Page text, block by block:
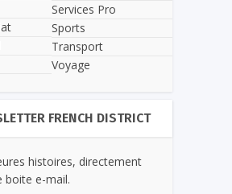
Services Pro
Sports
Transport
Voyage
FRENCH DISTRICT
histoires, directement
boite e-mail.